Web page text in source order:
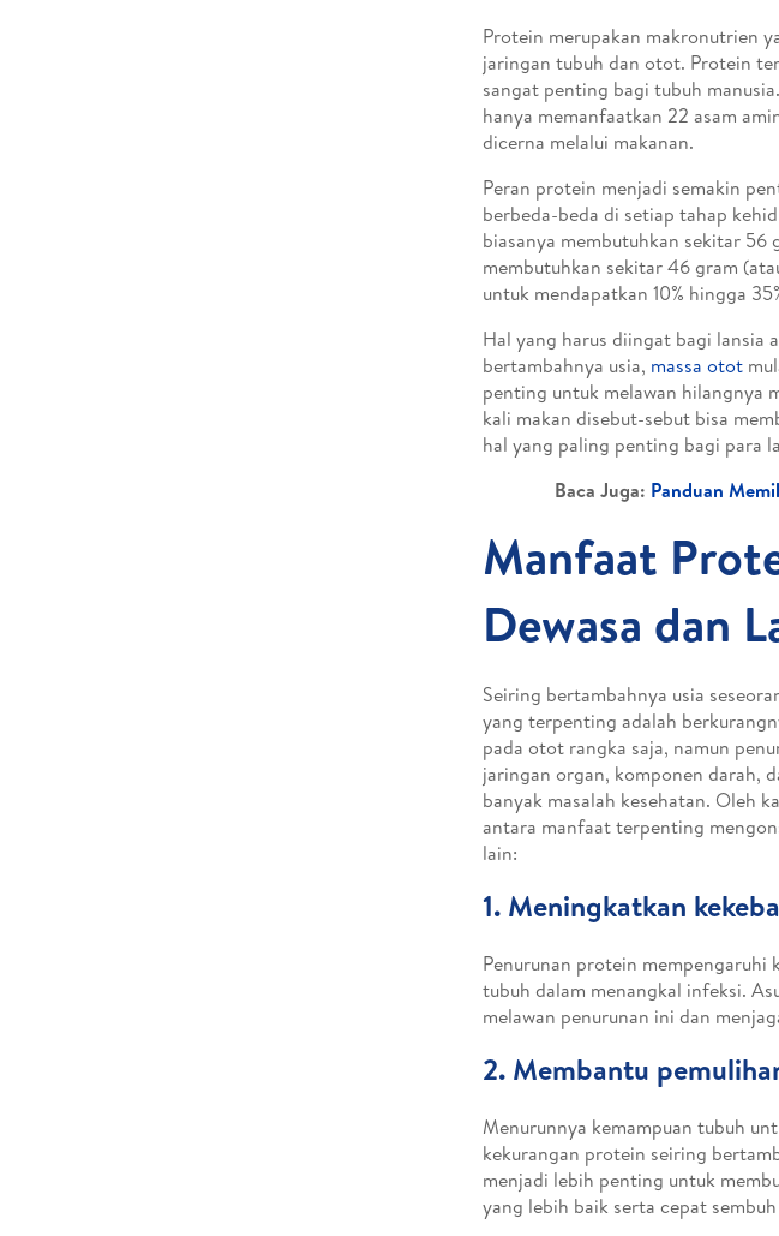
Protein merupakan makronutrien
jaringan tubuh dan otot. Protein
sangat penting bagi tubuh
hanya memanfaatkan 22 asam
dicerna melalui makanan.
Peran protein menjadi semakin
berbeda-beda di setiap tahap
biasanya membutuhkan sekitar
membutuhkan sekitar 46 gram
untuk mendapatkan 10% hingga
Hal yang harus diingat bagi lansia
bertambahnya usia, massa otot
penting untuk melawan hilangnya
kali makan disebut-sebut bisa
hal yang paling penting bagi para
Baca Juga: Panduan
Manfaat
Dewasa dan
Seiring bertambahnya usia
yang terpenting adalah
pada otot rangka saja, namun
jaringan organ, komponen darah,
banyak masalah kesehatan. Oleh
antara manfaat terpenting
lain:
1. Meningkatkan
Penurunan protein mempengaruhi
tubuh dalam menangkal infeksi.
melawan penurunan ini dan
2. Membantu
Menurunnya kemampuan tubuh
kekurangan protein seiring
menjadi lebih penting untuk
yang lebih baik serta cepat